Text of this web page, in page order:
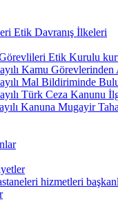
Etik Davranış İlkeleri
Etik Kurulu
Kamu
Mal Bildiriminde
Türk Ceza Kanunu
Kanuna Mugayir
hizmetleri